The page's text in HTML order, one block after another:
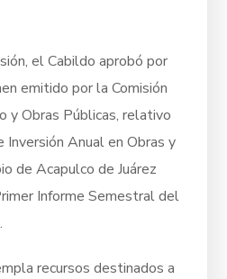
el Cabildo aprobó por
emitido por la Comisión
y Obras Públicas, relativo
Inversión Anual en Obras y
de Acapulco de Juárez
Informe Semestral del
recursos destinados a